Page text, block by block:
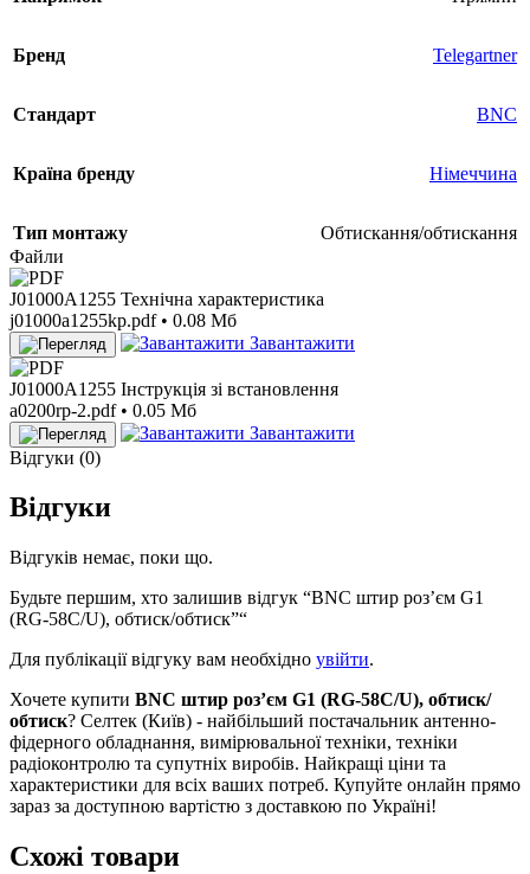
Бренд Telegartner
Стандарт BNC
Країна бренду Німеччина
Тип монтажу
Обтискання/обтискання
Файли
J01000A1255 Технічна характеристика
j01000a1255kp.pdf • 0.08 Мб
Завантажити
J01000A1255 Інструкція зі встановлення
a0200rp-2.pdf • 0.05 Мб
Завантажити
Відгуки (0)
Відгуки
Відгуків немає, поки що.
Будьте першим, хто залишив відгук “BNC штир роз’єм G1
(RG-58C/U), обтиск/обтиск”“
Для публікації відгуку вам необхідно увійти.
Хочете купити BNC штир роз’єм G1 (RG-58C/U), обтиск/
обтиск? Селтек (Київ) - найбільший постачальник антенно-
фідерного обладнання, вимірювальної техніки, техніки
радіоконтролю та супутніх виробів. Найкращі ціни та
характеристики для всіх ваших потреб. Купуйте онлайн прямо
зараз за доступною вартістю з доставкою по Україні!
Схожі товари